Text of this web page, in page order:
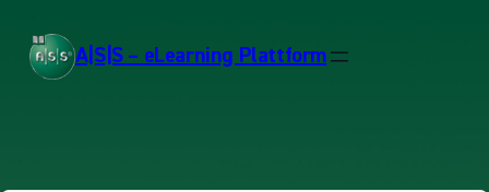
A|S|S – eLearning Plattform